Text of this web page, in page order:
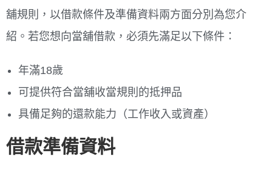
舖規則，以借款條件及準備資料兩方面分別為您介
紹。若您想向當舖借款，必須先滿足以下條件：
年滿18歲
可提供符合當舖收當規則的抵押品
具備足夠的還款能力（工作收入或資產）
借款準備資料